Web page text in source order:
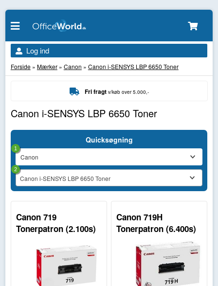
Log ind
Forside» Mærker» Canon » Canon i-SENSYS LBP 6650 Toner
Fri fragt v/køb over 5.000,-
Canon i-SENSYS LBP 6650 Toner
Quicksøgning
1
Canon i-SENSYS LBP 6650 Toner
2
Canon 719
Tonerpatron (2.100s)
Canon 719H
Tonerpatron (6.400s)